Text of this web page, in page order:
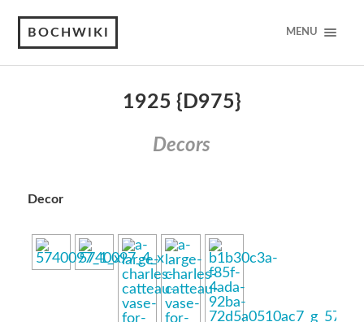
BOCHWIKI MENU
1925 {D975}
Decors
Decor